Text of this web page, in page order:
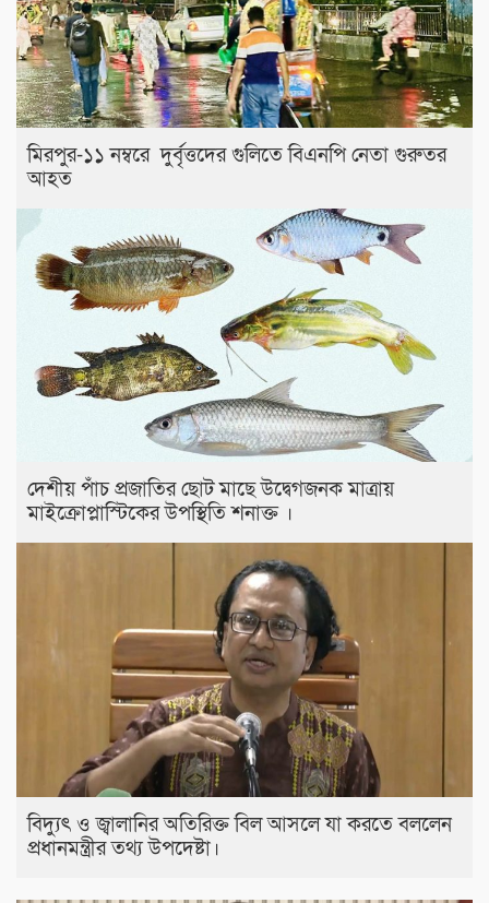
মিরপুর-১১ নম্বরে দুর্বৃত্তদের গুলিতে বিএনপি নেতা গুরুতর
আহত
দেশীয় পাঁচ প্রজাতির ছোট মাছে উদ্বেগজনক মাত্রায়
মাইক্রোপ্লাস্টিকের উপস্থিতি শনাক্ত ।
বিদ্যুৎ ও জ্বালানির অতিরিক্ত বিল আসলে যা করতে বললেন
প্রধানমন্ত্রীর তথ্য উপদেষ্টা।